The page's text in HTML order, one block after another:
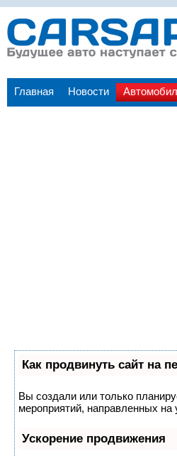
Главная Новости
Как продвинуть сайт на
Вы создали или только
мероприятий, направленных
Ускорение продвижения